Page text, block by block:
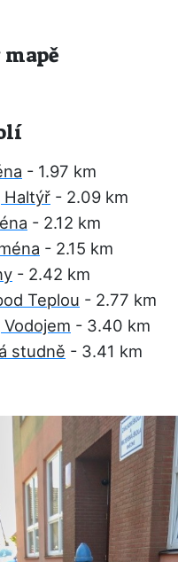
- 1.97 km
Haltýř - 2.09 km
- 2.12 km
- 2.15 km
- 2.42 km
Teplou - 2.77 km
- 3.40 km
studně - 3.41 km